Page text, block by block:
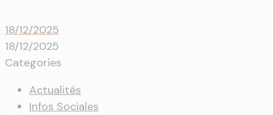
18/12/2025
18/12/2025
Categories
Actualités
Infos Sociales